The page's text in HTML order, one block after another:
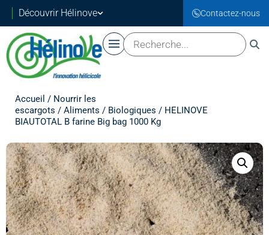
Découvrir Hélinove Contactez-nous
Accueil / Nourrir les
escargots / Aliments / Biologiques / HELINOVE
BIAUTOTAL B farine Big bag 1000 Kg